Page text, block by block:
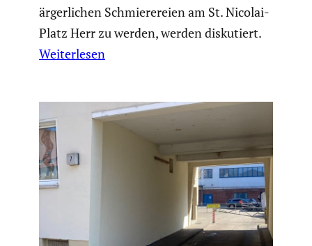
ärgerlichen Schmierereien am St. Nicolai-
Platz Herr zu werden, werden diskutiert.
Weiterlesen